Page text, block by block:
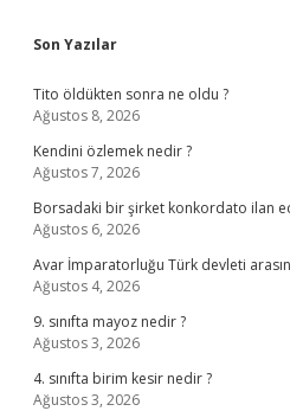
Sidebar
Son Yazılar
Tito öldükten sonra ne oldu ?
Ağustos 8, 2026
Kendini özlemek nedir ?
Ağustos 7, 2026
Borsadaki bir şirket konkordato ilan
Ağustos 6, 2026
Avar İmparatorluğu Türk devleti
Ağustos 4, 2026
9. sınıfta mayoz nedir ?
Ağustos 3, 2026
4. sınıfta birim kesir nedir ?
Ağustos 3, 2026